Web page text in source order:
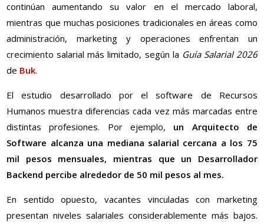
continúan aumentando su valor en el mercado laboral,
mientras que muchas posiciones tradicionales en áreas como
administración, marketing y operaciones enfrentan un
crecimiento salarial más limitado, según la Guía Salarial 2026
de Buk.
El estudio desarrollado por el software de Recursos
Humanos muestra diferencias cada vez más marcadas entre
distintas profesiones. Por ejemplo, un Arquitecto de
Software alcanza una mediana salarial cercana a los 75
mil pesos mensuales, mientras que un Desarrollador
Backend percibe alrededor de 50 mil pesos al mes.
En sentido opuesto, vacantes vinculadas con marketing
presentan niveles salariales considerablemente más bajos.